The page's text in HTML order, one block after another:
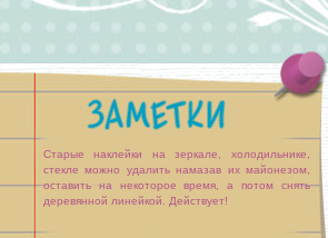
Старые наклейки на зеркале, холодильнике,
стекле можно удалить намазав их майонезом,
оставить на некоторое время, а потом снять
деревянной линейкой. Действует!